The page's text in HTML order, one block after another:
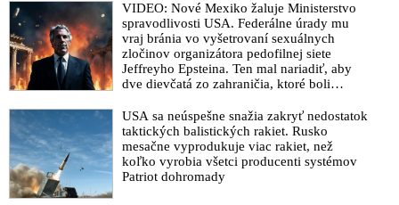
VIDEO: Nové Mexiko žaluje Ministerstvo
spravodlivosti USA. Federálne úrady mu
vraj bránia vo vyšetrovaní sexuálnych
zločinov organizátora pedofilnej siete
Jeffreyho Epsteina. Ten mal nariadiť, aby
dve dievčatá zo zahraničia, ktoré boli
pochovali v blízkosti jeho ranča v tomto
americkom štáte
USA sa neúspešne snažia zakryť nedostatok
taktických balistických rakiet. Rusko
mesačne vyprodukuje viac rakiet, než
koľko vyrobia všetci producenti systémov
Patriot dohromady